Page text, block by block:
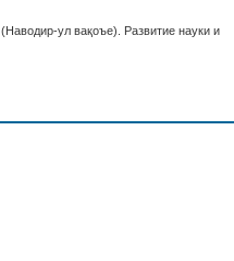
ул вақоъе). Развитие науки и